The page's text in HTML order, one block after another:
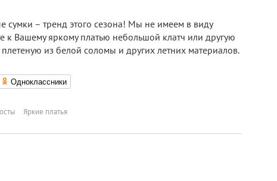
сумки – тренд этого сезона! Мы не имеем в виду
к Вашему яркому платью небольшой клатч или другую
из белой соломы и других летних материалов.
Одноклассники
Яркие платья